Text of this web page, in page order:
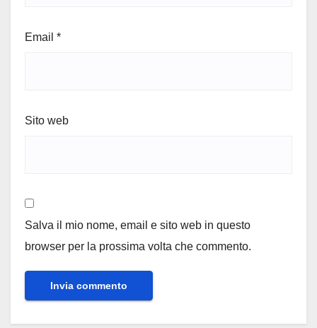
Email *
Sito web
Salva il mio nome, email e sito web in questo
browser per la prossima volta che commento.